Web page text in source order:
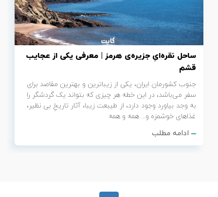
ساحل نقره‌ایِ جزیره‌ی هرمز | معرفی یکی از عجایب
قشم
جنوب کشورمان ایران، یکی از زیباترین و بهترین مقاصد برای
سفر می‌باشد، در این خطه هر چیزی که بتواند یک گردشگر را
به وجد بیاورد وجود دارد، از طیبعت زیبا، آثار تاریخِ بی نظیر،
غذاهای خوشمزه و... همه و همه
ادامه مطلب
تور سوباتان
تور چابهار
تور مرداب هسل
تور کاشان
تور اصفهان